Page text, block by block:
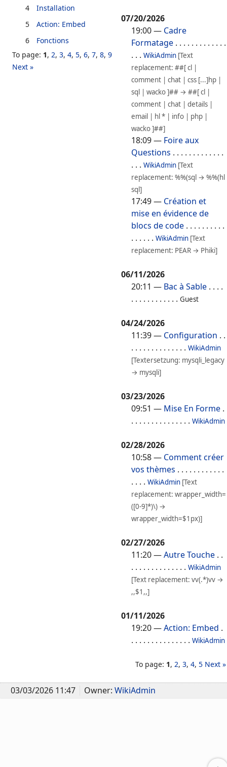
4
Installation
5
Action: Embed
6
Fonctions
To page: 1, 2, 3, 4, 5, 6, 7, 8, 9
Next »
07/20/2026
19:00— Cadre
Formatage . . . . . . . . . . . . .
. . . WikiAdmin [Text
replacement: ##[ cl |
comment | chat | css [...]hp |
sql | wacko ]## → ##[ cl |
comment | chat | details |
email | hl * | info | php |
wacko ]##]
18:09— Foire aux
Questions . . . . . . . . . . . . .
. . . WikiAdmin [Text
replacement: %%(sql → %%(hl
sql]
17:49— Création et
mise en évidence de
blocs de code . . . . . . . . . .
. . . . . . WikiAdmin [Text
replacement: PEAR → Phiki]
06/11/2026
20:11 — Bac à Sable . . . .
. . . . . . . . . . . . Guest
04/24/2026
11:39— Configuration . .
. . . . . . . . . . . . . . WikiAdmin
[Textersetzung: mysqli_legacy
→ mysqli]
03/23/2026
09:51 — Mise En Forme .
. . . . . . . . . . . . . . . WikiAdmin
02/28/2026
10:58— Comment créer
vos thèmes . . . . . . . . . . . .
. . . . WikiAdmin [Text
replacement: wrapper_width=
([0-9]*)\) →
wrapper_width=$1px)]
02/27/2026
11:20—Autre Touche . .
. . . . . . . . . . . . . . WikiAdmin
[Text replacement: vv(.*)vv →
,,$1,,]
01/11/2026
19:20—Action: Embed .
. . . . . . . . . . . . . . . WikiAdmin
To page: 1, 2, 3, 4, 5 Next »
03/03/2026 11:47 Owner: WikiAdmin